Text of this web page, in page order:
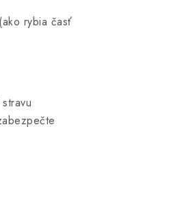
rybia časť